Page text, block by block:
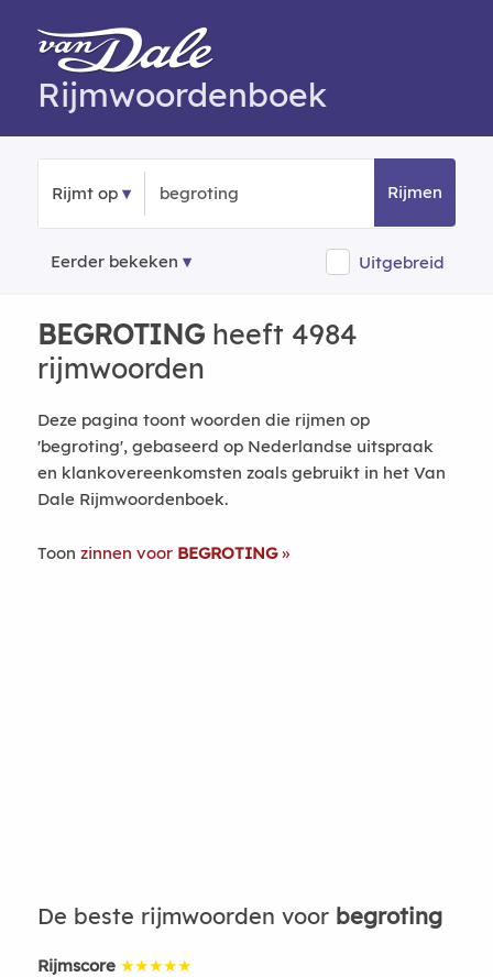
Rijmwoordenboek
Rijmt op Rijmen
Eerder bekeken Uitgebreid
BEGROTINGheeft 4984
rijmwoorden
Deze pagina toont woorden die rijmen op
'begroting', gebaseerd op Nederlandse uitspraak
en klankovereenkomsten zoals gebruikt in het Van
Dale Rijmwoordenboek.
Toon zinnen voor BEGROTING
De beste rijmwoorden voor begroting
Rijmscore ★★★★★